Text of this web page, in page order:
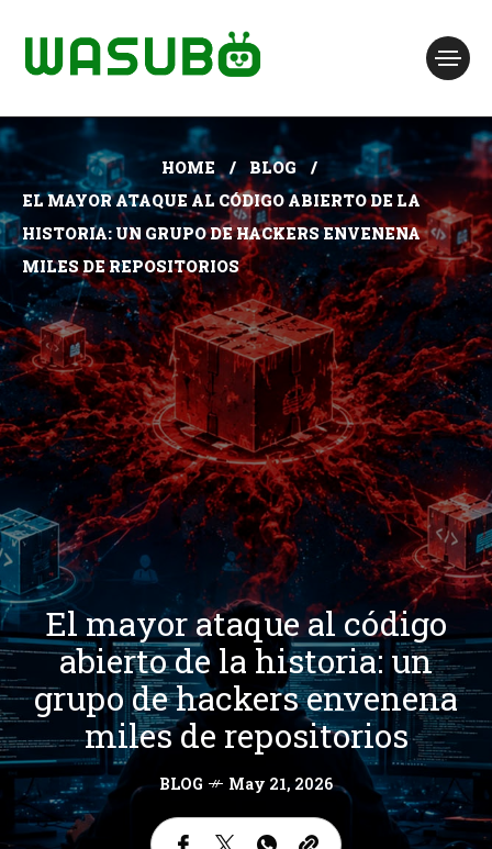
HOME
BLOG
EL MAYOR ATAQUE AL CÓDIGO ABIERTO DE LA
HISTORIA: UN GRUPO DE HACKERS ENVENENA
MILES DE REPOSITORIOS
El mayor ataque al código
abierto de la historia: un
grupo de hackers envenena
miles de repositorios
BLOG May 21, 2026